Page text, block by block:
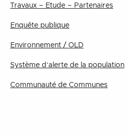
Travaux – Etude – Partenaires
Enquête publique
Environnement / OLD
Système d’alerte de la population
Communauté de Communes